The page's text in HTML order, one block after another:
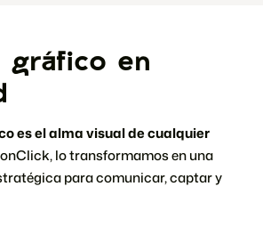
gráfico en
es el alma visual de cualquier
lo transformamos en una
para comunicar, captar y